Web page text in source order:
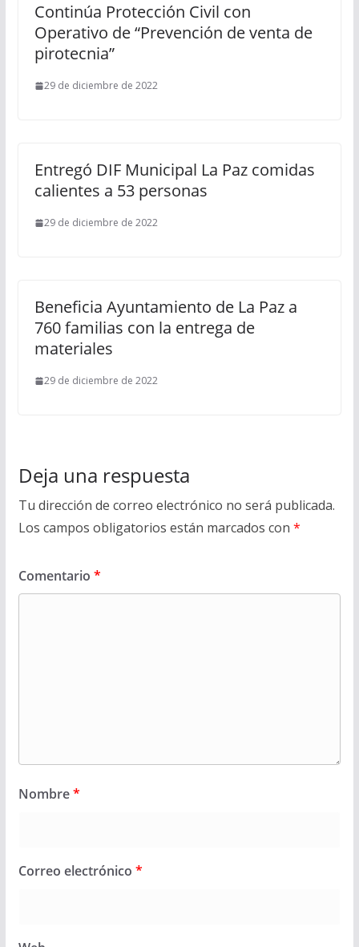
Continúa Protección Civil con
Operativo de “Prevención de venta de
pirotecnia”
29 de diciembre de 2022
Entregó DIF Municipal La Paz comidas
calientes a 53 personas
29 de diciembre de 2022
Beneficia Ayuntamiento de La Paz a
760 familias con la entrega de
materiales
29 de diciembre de 2022
Deja una respuesta
Tu dirección de correo electrónico no será publicada.
Los campos obligatorios están marcados con *
Comentario *
Nombre*
Correo electrónico *